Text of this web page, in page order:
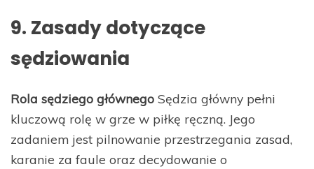
9. Zasady dotyczące
sędziowania
Rola sędziego głównego Sędzia główny pełni
kluczową rolę w grze w piłkę ręczną. Jego
zadaniem jest pilnowanie przestrzegania zasad,
karanie za faule oraz decydowanie o